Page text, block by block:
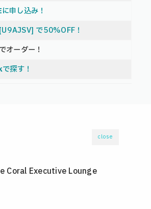
に申し込み！
[U9AJSV] で50%OFF！
オーダー！
で探す！
close
Coral Executive Lounge